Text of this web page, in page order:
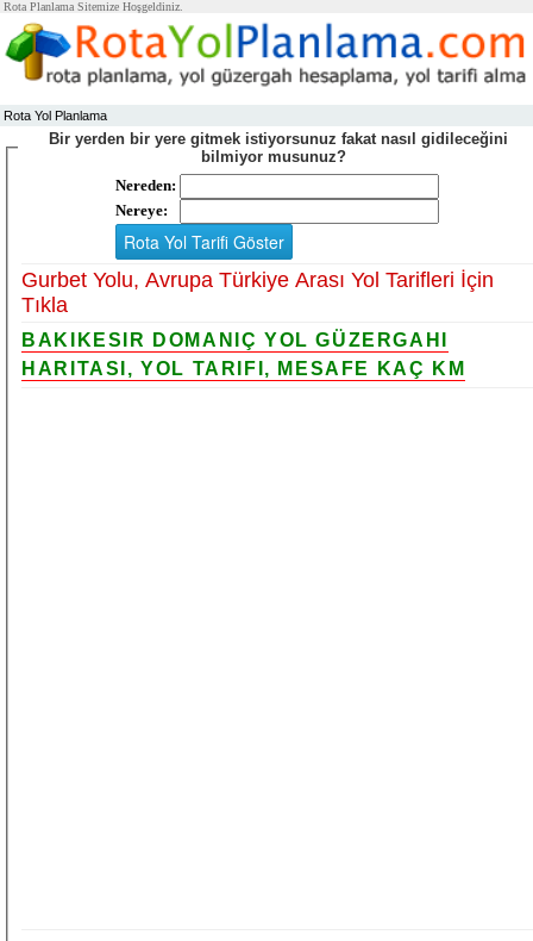
Rota Planlama Sitemize Hoşgeldiniz.
Rota Yol Planlama
Bir yerden bir yere gitmek istiyorsunuz fakat nasıl gidileceğini
bilmiyor musunuz?
Nereden:
Nereye:
Gurbet Yolu, Avrupa Türkiye Arası Yol Tarifleri İçin
Tıkla
BAKIKESIR DOMANIÇ YOL GÜZERGAHI
HARITASI, YOL TARIFI, MESAFE KAÇ KM